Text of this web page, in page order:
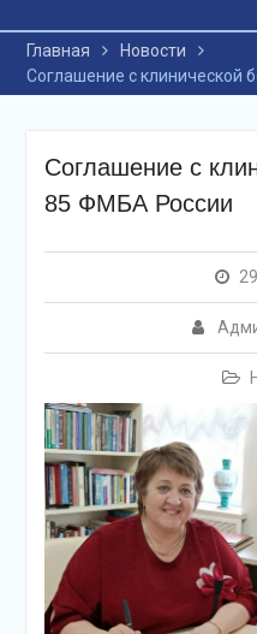
Главная
Новости
Соглашение с клинической
Соглашение с
85 ФМБА России